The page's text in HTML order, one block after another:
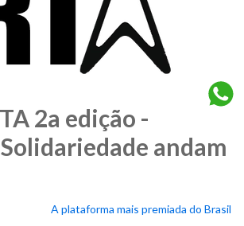
2a edição -
andam
A plataforma mais premiada do Brasil